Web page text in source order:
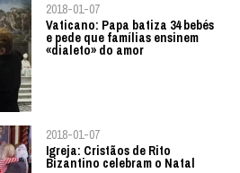
2018-01-07
Vaticano: Papa batiza 34 bebés
e pede que famílias ensinem
«dialeto» do amor
2018-01-07
Igreja: Cristãos de Rito
Bizantino celebram o Natal